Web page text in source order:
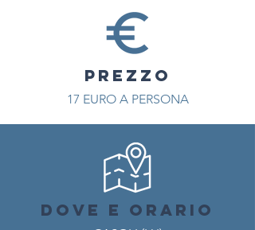
PREZZO
17 EURO A PERSONA
DOVE E ORARIO